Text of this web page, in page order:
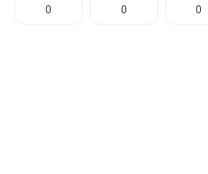
0 0 0